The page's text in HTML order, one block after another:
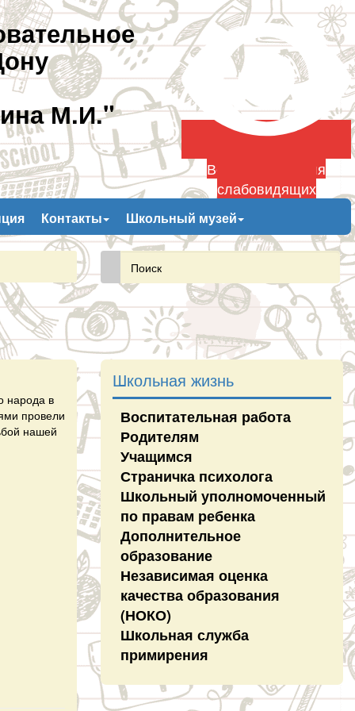
М.И."
Версия сайта для
слабовидящих
Контакты Школьный музей
народа в
провели
нашей
Школьная жизнь
Воспитательная работа
Родителям
Учащимся
Страничка психолога
Школьный уполномоченный
по правам ребенка
Дополнительное
образование
Независимая оценка
качества образования
(НОКО)
Школьная служба
примирения